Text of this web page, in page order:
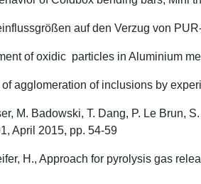
auf den Verzug von
of oxidic particles in Aluminium
agglomeration of inclusions by
M. Badowski, T. Dang, P. Le Brun,
April 2015, pp. 54-59
H., Approach for pyrolysis gas